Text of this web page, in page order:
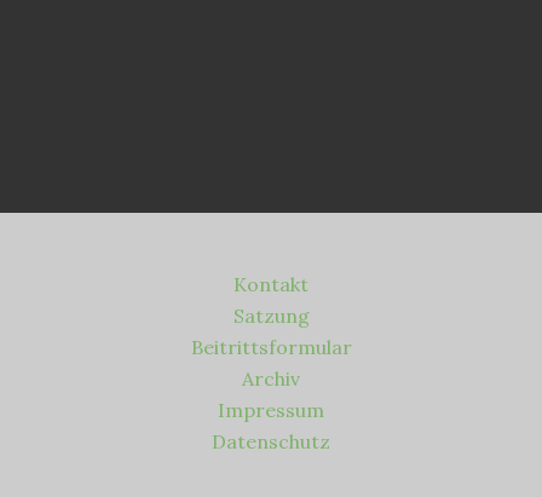
Kontakt
Satzung
Beitrittsformular
Archiv
Impressum
Datenschutz